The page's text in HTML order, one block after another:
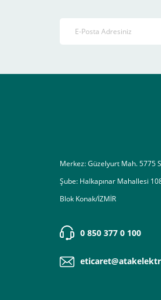
4-Son olarak siparişi
Merkez: Güzelyurt Mah. 5775
Şube: Halkapınar Mahallesi
Blok Konak/İZMİR
0 850 377 0 100